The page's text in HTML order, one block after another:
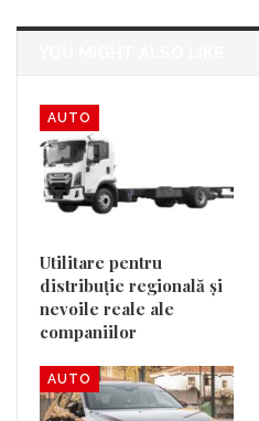
AUTO
Utilitare pentru
distribuție regională și
nevoile reale ale
companiilor
AUTO